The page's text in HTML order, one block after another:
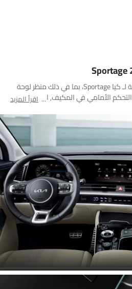
اطلع على جميع 9 الصور الداخلية لـ كيا Sportage، بما في ذلك منظر لوحة
الأمامي في المكيف, المقاعد
مساعدة الركن
اقرأ المزيد